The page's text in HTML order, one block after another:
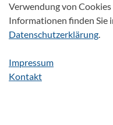
Verwendung von
Informationen finden Sie
Datenschutzerklärung.
Impressum
Kontakt